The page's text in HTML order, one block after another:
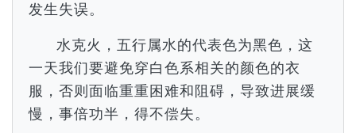
发生失误。
水克火，五行属水的代表色为黑色，这
一天我们要避免穿白色系相关的颜色的衣
服，否则面临重重困难和阻碍，导致进展缓
慢，事倍功半，得不偿失。